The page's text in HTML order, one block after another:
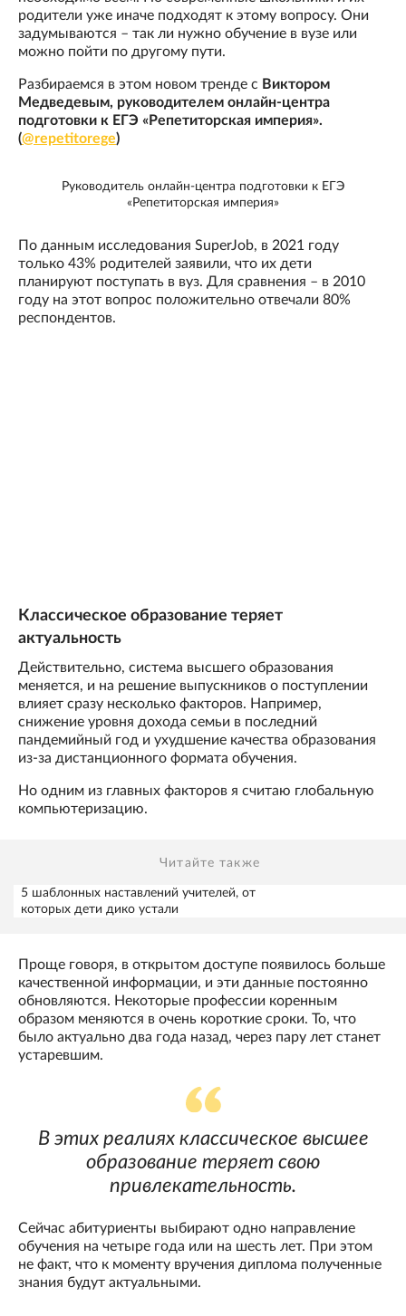
родители уже иначе подходят к этому вопросу. Они
задумываются – так ли нужно обучение в вузе или
можно пойти по другому пути.
Разбираемся в этом новом тренде с Виктором
Медведевым, руководителем онлайн-центра
подготовки к ЕГЭ «Репетиторская империя».
(@repetitorege)
Руководитель онлайн-центра подготовки к ЕГЭ
«Репетиторская империя»
По данным исследования SuperJob, в 2021 году
только 43% родителей заявили, что их дети
планируют поступать в вуз. Для сравнения – в 2010
году на этот вопрос положительно отвечали 80%
респондентов.
Классическое образование теряет
актуальность
Действительно, система высшего образования
меняется, и на решение выпускников о поступлении
влияет сразу несколько факторов. Например,
снижение уровня дохода семьи в последний
пандемийный год и ухудшение качества образования
из-за дистанционного формата обучения.
Но одним из главных факторов я считаю глобальную
компьютеризацию.
Читайте также
5 шаблонных наставлений учителей, от
которых дети дико устали
Проще говоря, в открытом доступе появилось больше
качественной информации, и эти данные постоянно
обновляются. Некоторые профессии коренным
образом меняются в очень короткие сроки. То, что
было актуально два года назад, через пару лет станет
устаревшим.
В этих реалиях классическое высшее
образование теряет свою
привлекательность.
Сейчас абитуриенты выбирают одно направление
обучения на четыре года или на шесть лет. При этом
не факт, что к моменту вручения диплома полученные
знания будут актуальными.